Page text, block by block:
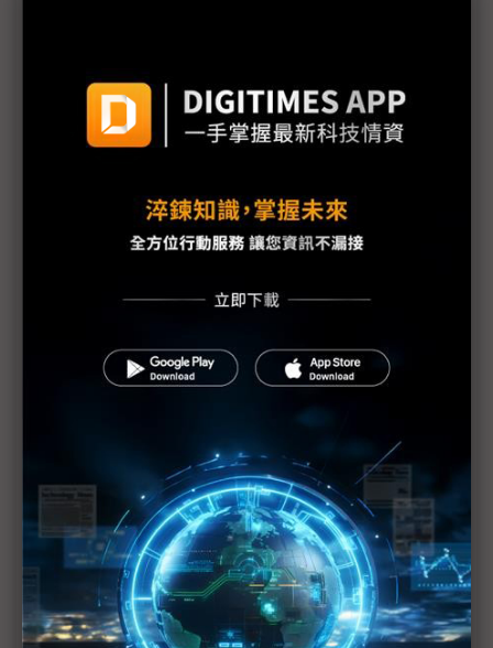
雲端算力外溢地端 IPC卡位邊緣AI與實體AI應用
揭示電子紙下個十年
《不具名消息》SEP71從追星現場到獨家專訪——史
Marvell押注矽光子 AI資料中心互連迎十年重構
數位分身卡位AI工廠 達梭、雲達攜NVIDIA搶攻工業
級部署
（獨家）晶片產能滿手、銅牆終將倒下？ Marvell
營運長談AI光學互連的下一步